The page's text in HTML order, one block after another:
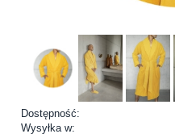
Dostępność:
Wysyłka w: